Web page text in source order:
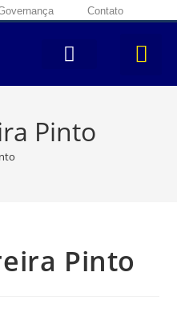
ferramentas
Contato
Pinto
Pinto